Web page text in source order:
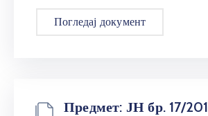
Погледај документ
Предмет: ЈН бр. 17/